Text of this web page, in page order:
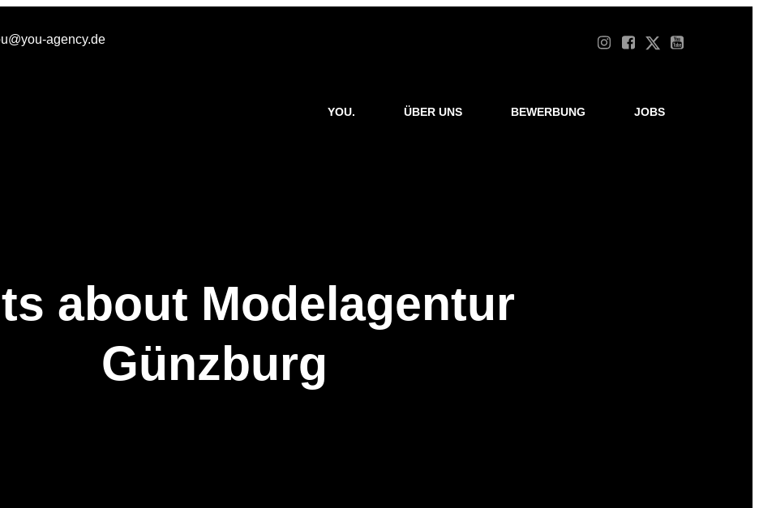
agency.de
YOU. ÜBER UNS BEWERBUNG JOBS
about Modelagentur
Günzburg